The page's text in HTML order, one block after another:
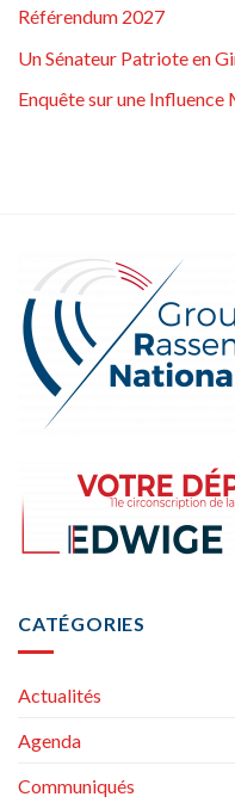
Référendum 2027
Un Sénateur Patriote en
Enquête sur une
CATÉGORIES
Actualités
Agenda
Communiqués